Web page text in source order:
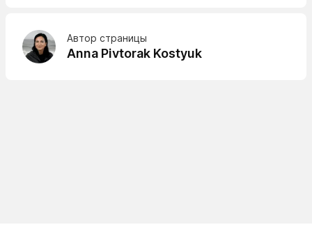
Автор страницы
Anna Pivtorak Kostyuk